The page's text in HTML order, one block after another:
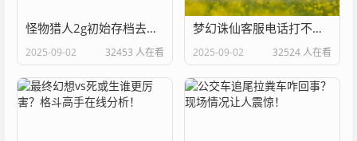
怪物猎人2g初始存档去哪找？几个网站帮你搞定！
2025-09-02 32453 人在看
梦幻诛仙客服电话打不通？试试这几个解决方法！
2025-09-02 32524 人在看